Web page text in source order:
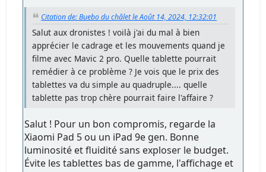
Citation de: Buebo du châlet le Août 14, 2024, 12:32:01
Salut aux dronistes ! voilà j'ai du mal à bien
apprécier le cadrage et les mouvements quand je
filme avec Mavic 2 pro. Quelle tablette pourrait
remédier à ce problème ? Je vois que le prix des
tablettes va du simple au quadruple.... quelle
tablette pas trop chère pourrait faire l'affaire ?
Salut ! Pour un bon compromis, regarde la
Xiaomi Pad 5 ou un iPad 9e gen. Bonne
luminosité et fluidité sans exploser le budget.
Évite les tablettes bas de gamme, l'affichage et